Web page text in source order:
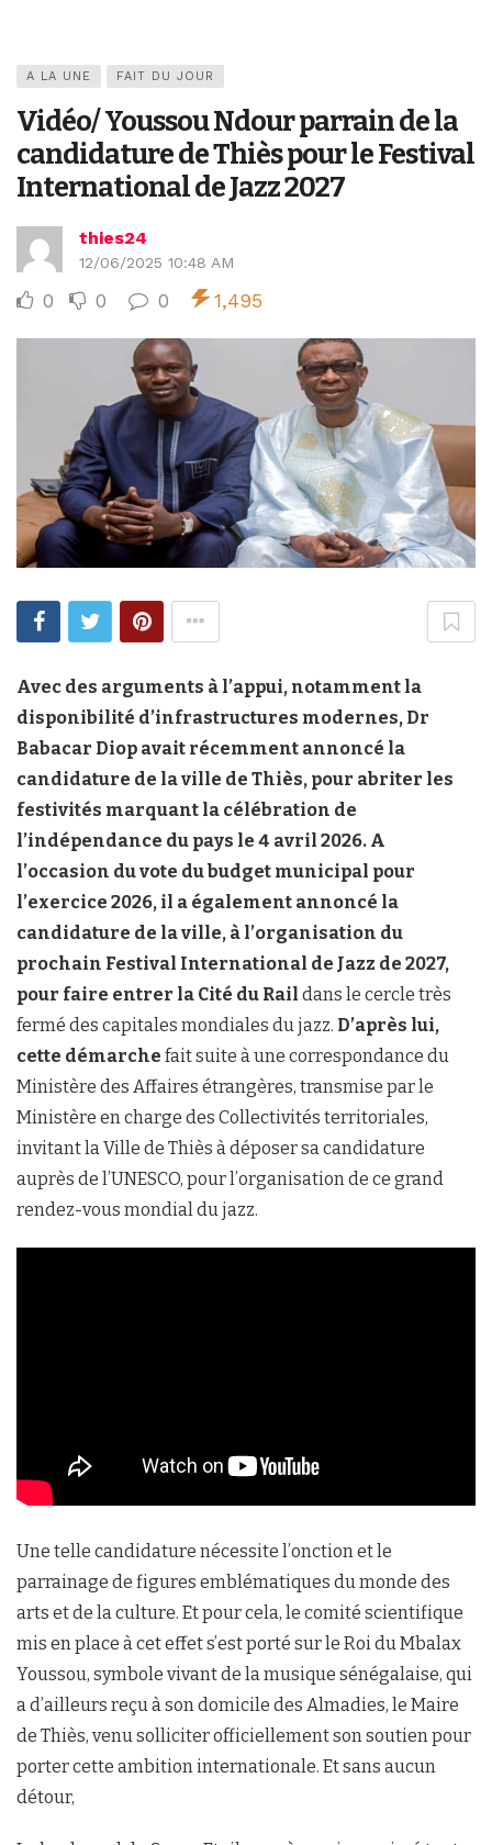
A LA UNE FAIT DU JOUR
Vidéo/ Youssou Ndour parrain de la
candidature de Thiès pour le Festival
International de Jazz 2027
thies24
12/06/2025 10:48 AM
0 0 0 1,495
Avec des arguments à l’appui, notamment la
disponibilité d’infrastructures modernes, Dr
Babacar Diop avait récemment annoncé la
candidature de la ville de Thiès, pour abriter les
festivités marquant la célébration de
l’indépendance du pays le 4 avril 2026. A
l’occasion du vote du budget municipal pour
l’exercice 2026, il a également annoncé la
candidature de la ville, à l’organisation du
prochain Festival International de Jazz de 2027,
pour faire entrer la Cité du Rail dans le cercle très
fermé des capitales mondiales du jazz. D’après lui,
cette démarche fait suite à une correspondance du
Ministère des Affaires étrangères, transmise par le
Ministère en charge des Collectivités territoriales,
invitant la Ville de Thiès à déposer sa candidature
auprès de l’UNESCO, pour l’organisation de ce grand
rendez-vous mondial du jazz.
Une telle candidature nécessite l’onction et le
parrainage de figures emblématiques du monde des
arts et de la culture. Et pour cela, le comité scientifique
mis en place à cet effet s’est porté sur le Roi du Mbalax
Youssou, symbole vivant de la musique sénégalaise, qui
a d’ailleurs reçu à son domicile des Almadies, le Maire
de Thiès, venu solliciter officiellement son soutien pour
porter cette ambition internationale. Et sans aucun
détour,